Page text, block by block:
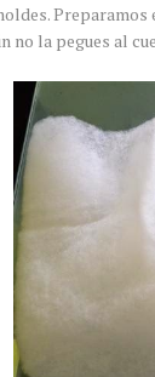
Preparamos
no la pegues al